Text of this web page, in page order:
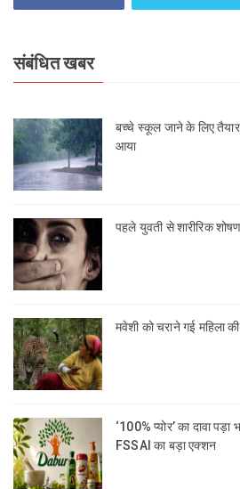
संबंधित खबर
बच्चे स्कूल जाने के लिए
आया
पहले युवती से शारीरिक
मवेशी को चराने गई महिला
‘100% प्योर’ का दावा
FSSAI का बड़ा एक्शन